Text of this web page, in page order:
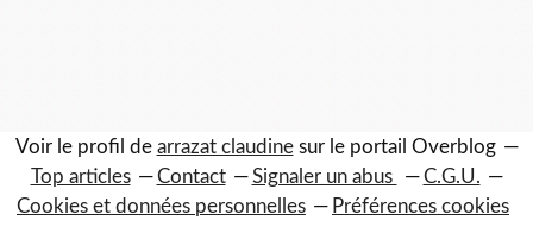
Voir le profil de arrazat claudinesur le portail Overblog
Top articles
Contact Signaler un abus
C.G.U.
Cookies et données personnelles
Préférences cookies